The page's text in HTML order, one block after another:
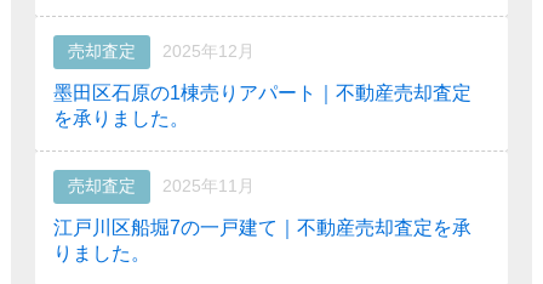
売却査定 2025年12月
墨田区石原の1棟売りアパート｜不動産売却査定
を承りました。
売却査定 2025年11月
江戸川区船堀7の一戸建て｜不動産売却査定を承
りました。